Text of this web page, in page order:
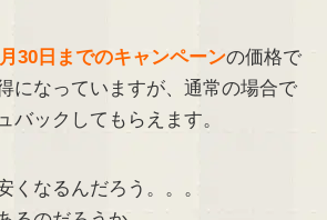
30日までのキャンペーンの価格で
になっていますが、通常の場合で
バックしてもらえます。
くなるんだろう。。。